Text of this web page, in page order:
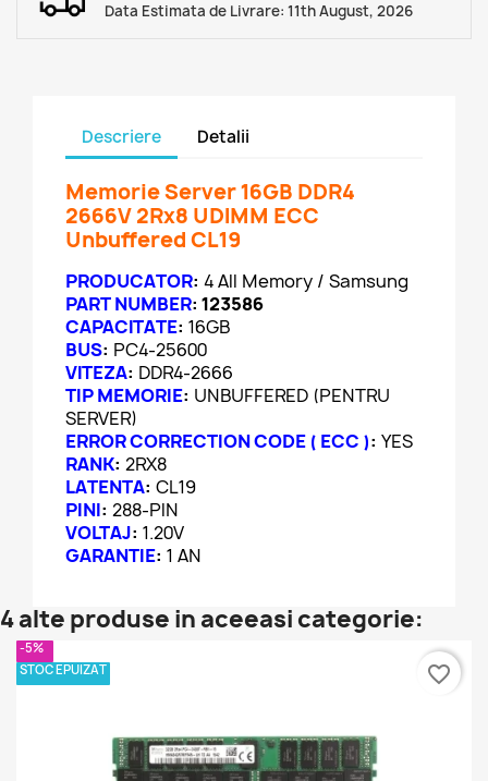
Data Estimata de Livrare: 11th August, 2026
Descriere Detalii
Memorie Server 16GB DDR4
2666V 2Rx8 UDIMM ECC
Unbuffered CL19
PRODUCATOR: 4 All Memory / Samsung
PART NUMBER: 123586
CAPACITATE: 16GB
BUS: PC4-25600
VITEZA: DDR4-2666
TIP MEMORIE: UNBUFFERED (PENTRU
SERVER)
ERROR CORRECTION CODE ( ECC ): YES
RANK: 2RX8
LATENTA: CL19
PINI: 288-PIN
VOLTAJ: 1.20V
GARANTIE: 1 AN
4 alte produse in aceeasi categorie:
-5%
STOC EPUIZAT
favorite_border